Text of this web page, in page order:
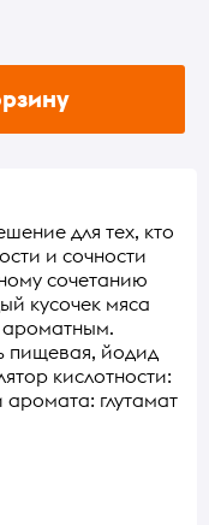
для тех, кто
и сочности
сочетанию
кусочек мяса
ароматным.
пищевая, йодид
кислотности:
аромата: глутамат